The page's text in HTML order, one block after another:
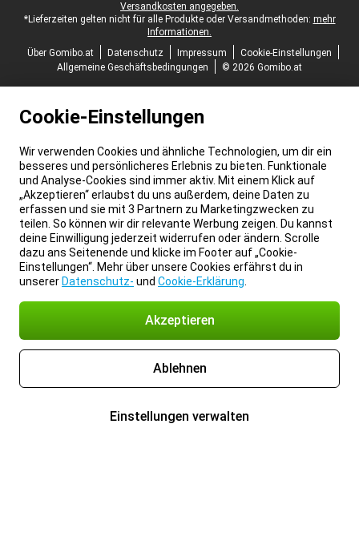
Versandkosten angegeben.
*Lieferzeiten gelten nicht für alle Produkte oder Versandmethoden: mehr
Informationen.
Über Gomibo.at
Datenschutz Impressum
Cookie-Einstellungen
Allgemeine Geschäftsbedingungen
© 2026 Gomibo.at
Cookie-Einstellungen
Wir verwenden Cookies und ähnliche Technologien, um dir ein
besseres und persönlicheres Erlebnis zu bieten. Funktionale
und Analyse-Cookies sind immer aktiv. Mit einem Klick auf
„Akzeptieren“ erlaubst du uns außerdem, deine Daten zu
erfassen und sie mit 3 Partnern zu Marketingzwecken zu
teilen. So können wir dir relevante Werbung zeigen. Du kannst
deine Einwilligung jederzeit widerrufen oder ändern. Scrolle
dazu ans Seitenende und klicke im Footer auf „Cookie-
Einstellungen“. Mehr über unsere Cookies erfährst du in
unserer Datenschutz- und Cookie-Erklärung
Akzeptieren
Ablehnen
Einstellungen verwalten